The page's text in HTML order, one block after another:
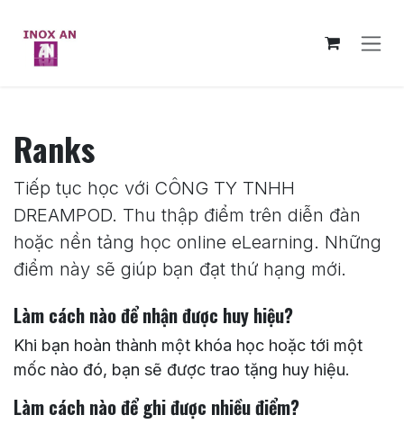
Ranks
Tiếp tục học với CÔNG TY TNHH
DREAMPOD. Thu thập điểm trên diễn đàn
hoặc nền tảng học online eLearning. Những
điểm này sẽ giúp bạn đạt thứ hạng mới.
Làm cách nào để nhận được huy hiệu?
Khi bạn hoàn thành một khóa học hoặc tới một
mốc nào đó, bạn sẽ được trao tặng huy hiệu.
Làm cách nào để ghi được nhiều điểm?